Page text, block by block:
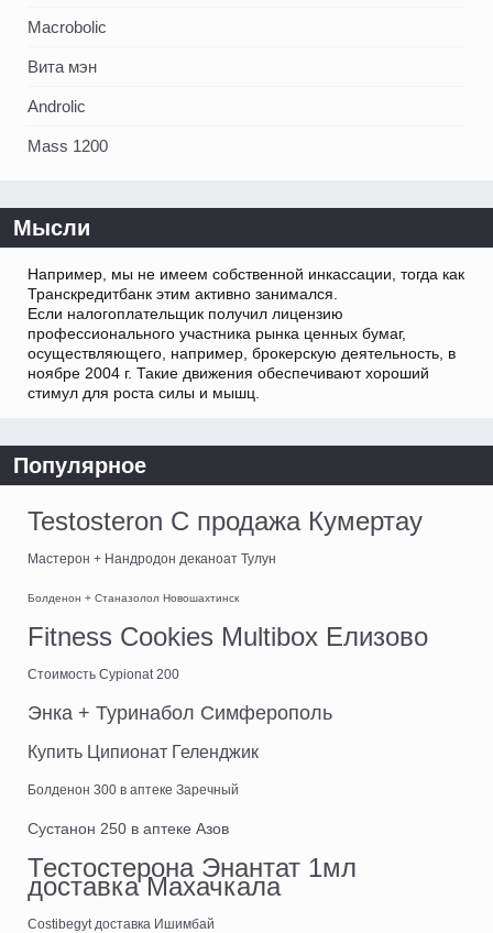
Macrobolic
Вита мэн
Androlic
Mass 1200
Мысли
Например, мы не имеем собственной инкассации, тогда как
Транскредитбанк этим активно занимался.
Если налогоплательщик получил лицензию
профессионального участника рынка ценных бумаг,
осуществляющего, например, брокерскую деятельность, в
ноябре 2004 г. Такие движения обеспечивают хороший
стимул для роста силы и мышц.
Популярное
Testosteron C продажа Кумертау
Мастерон + Нандродон деканоат Тулун
Болденон + Станазолол Новошахтинск
Fitness Cookies Multibox Елизово
Стоимость Cypionat 200
Энка + Туринабол Симферополь
Купить Ципионат Геленджик
Болденон 300 в аптеке Заречный
Сустанон 250 в аптеке Азов
Тестостерона Энантат 1мл
доставка Махачкала
Costibegyt доставка Ишимбай